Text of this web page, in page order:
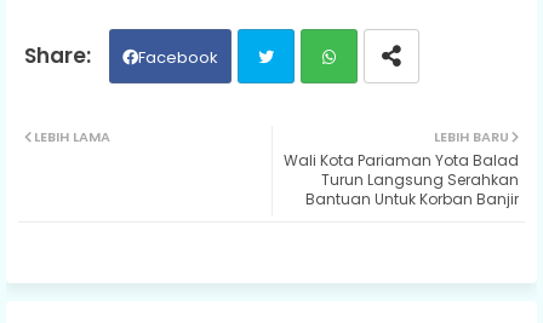
Facebook
ats
LEBIH BARU
Wali Kota Pariaman Yota Balad
Turun Langsung Serahkan
Bantuan Untuk Korban Banjir
LEBIH LAMA